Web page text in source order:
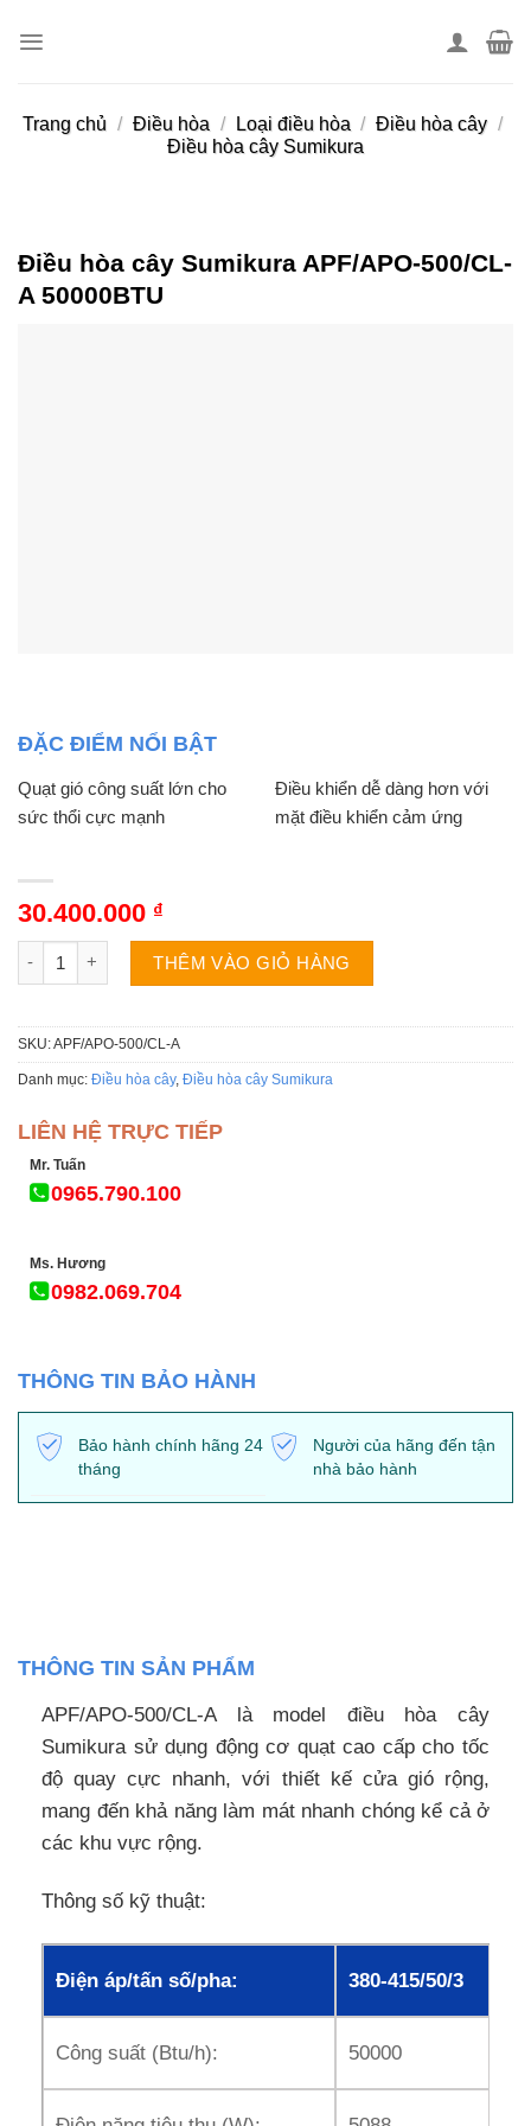
Trang chủ / Điều hòa / Loại điều hòa / Điều hòa cây /
Điều hòa cây Sumikura
Điều hòa cây Sumikura APF/APO-500/CL-
A 50000BTU
ĐẶC ĐIỂM NỔI BẬT
Quạt gió công suất lớn cho
sức thổi cực mạnh
Điều khiển dễ dàng hơn với
mặt điều khiển cảm ứng
30.400.000 ₫
Điều hòa cây Sumikura APF/APO-500/CL-A 50000BTU số lượng
THÊM VÀO GIỎ HÀNG
SKU:APF/APO-500/CL-A
Danh mục: Điều hòa cây, Điều hòa cây Sumikura
LIÊN HỆ TRỰC TIẾP
Mr. Tuấn
0965.790.100
Ms. Hương
0982.069.704
THÔNG TIN BẢO HÀNH
Bảo hành chính hãng 24
tháng
Người của hãng đến tận
nhà bảo hành
THÔNG TIN SẢN PHẨM
APF/APO-500/CL-A là model điều hòa cây
Sumikura sử dụng động cơ quạt cao cấp cho tốc
độ quay cực nhanh, với thiết kế cửa gió rộng,
mang đến khả năng làm mát nhanh chóng kể cả ở
các khu vực rộng.
Thông số kỹ thuật:
Điện áp/tấn số/pha: 380-415/50/3
Công suất (Btu/h): 50000